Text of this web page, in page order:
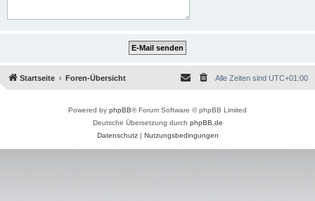
Startseite Foren-Übersicht Alle Zeiten sind UTC+01:00
Powered by phpBB® Forum Software © phpBB Limited
Deutsche Übersetzung durch phpBB.de
Datenschutz| Nutzungsbedingungen